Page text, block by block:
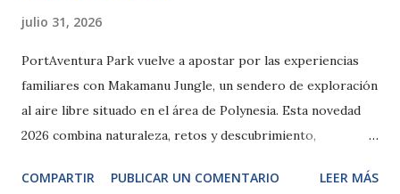
julio 31, 2026
PortAventura Park vuelve a apostar por las experiencias
familiares con Makamanu Jungle, un sendero de exploración
al aire libre situado en el área de Polynesia. Esta novedad
2026 combina naturaleza, retos y descubrimiento,
resort. ¿Qué es Makamanu Jungle? Makamanu Jungle es un
COMPARTIR PUBLICAR UN COMENTARIO LEER MÁS